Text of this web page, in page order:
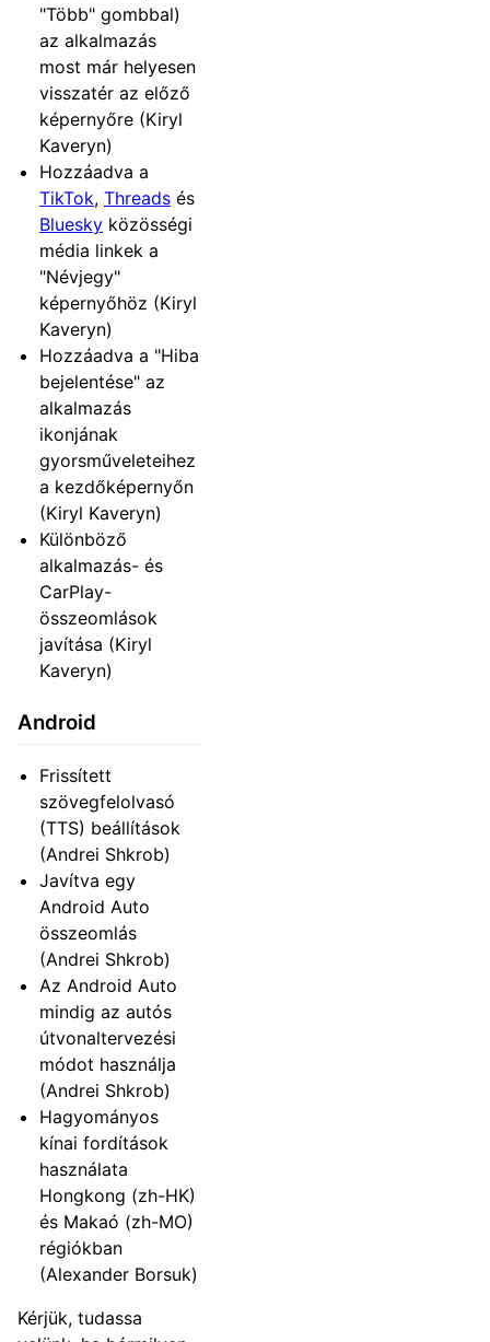
"Több" gombbal)
az alkalmazás
most már helyesen
visszatér az előző
képernyőre (Kiryl
Kaveryn)
Hozzáadva a
TikTok, Threads és
Bluesky közösségi
média linkek a
"Névjegy"
képernyőhöz (Kiryl
Kaveryn)
Hozzáadva a "Hiba
bejelentése" az
alkalmazás
ikonjának
gyorsműveleteihez
a kezdőképernyőn
(Kiryl Kaveryn)
Különböző
alkalmazás- és
CarPlay-
összeomlások
javítása (Kiryl
Kaveryn)
Android
Frissített
szövegfelolvasó
(TTS) beállítások
(Andrei Shkrob)
Javítva egy
Android Auto
összeomlás
(Andrei Shkrob)
Az Android Auto
mindig az autós
útvonaltervezési
módot használja
(Andrei Shkrob)
Hagyományos
kínai fordítások
használata
Hongkong (zh-HK)
és Makaó (zh-MO)
régiókban
(Alexander Borsuk)
Kérjük, tudassa